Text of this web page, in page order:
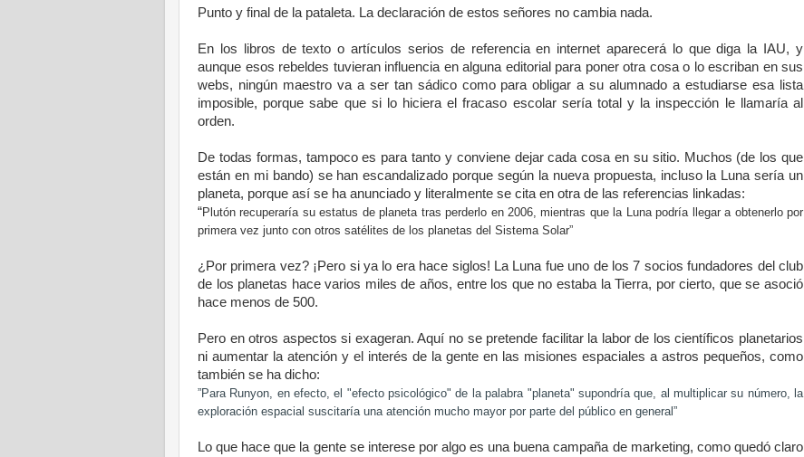
Punto y final de la pataleta. La declaración de estos señores no cambia nada.
En los libros de texto o artículos serios de referencia en internet aparecerá lo que diga la IAU, y
aunque esos rebeldes tuvieran influencia en alguna editorial para poner otra cosa o lo escriban en sus
webs, ningún maestro va a ser tan sádico como para obligar a su alumnado a estudiarse esa lista
imposible, porque sabe que si lo hiciera el fracaso escolar sería total y la inspección le llamaría al
orden.
De todas formas, tampoco es para tanto y conviene dejar cada cosa en su sitio. Muchos (de los que
están en mi bando) se han escandalizado porque según la nueva propuesta, incluso la Luna sería un
planeta, porque así se ha anunciado y literalmente se cita en otra de las referencias linkadas:
“Plutón recuperaría su estatus de planeta tras perderlo en 2006, mientras que la Lunapodría llegar a obtenerlo por
primera vez junto con otros satélites de los planetas del Sistema Solar”
¿Por primera vez? ¡Pero si ya lo era hace siglos! La Luna fue uno de los 7 socios fundadores del club
de los planetas hace varios miles de años, entre los que no estaba la Tierra, por cierto, que se asoció
hace menos de 500.
Pero en otros aspectos si exageran. Aquí no se pretende facilitar la labor de los científicos planetarios
ni aumentar la atención y el interés de la gente en las misiones espaciales a astros pequeños, como
también se ha dicho:
”Para Runyon, en efecto, el "efecto psicológico" de la palabra "planeta" supondría que, al multiplicar su número, la
exploración espacial suscitaría una atención mucho mayor por parte del público en general”
Lo que hace que la gente se interese por algo es una buena campaña de marketing, como quedó claro